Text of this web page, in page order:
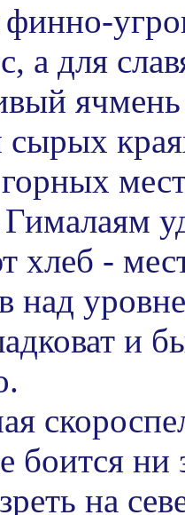
а для
хлеб -
над
и
боится ни
на